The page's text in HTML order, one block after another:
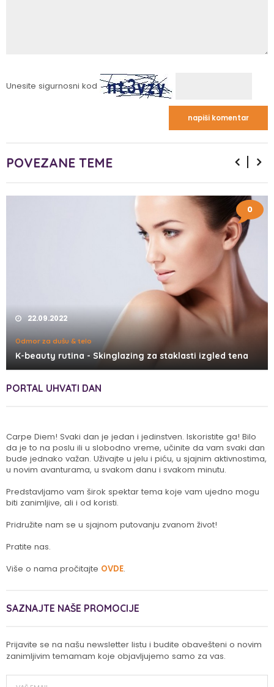
Unesite sigurnosni kod
POVEZANE TEME
0
22.09.2022
Odmor za dušu & telo
K-beauty rutina - Skinglazing za staklasti izgled tena
PORTAL UHVATI DAN
Carpe Diem! Svaki dan je jedan i jedinstven. Iskoristite ga! Bilo
da je to na poslu ili u slobodno vreme, učinite da vam svaki dan
bude jednako važan. Uživajte u jelu i piću, u sjajnim aktivnostima,
u novim avanturama, u svakom danu i svakom minutu.
Predstavljamo vam širok spektar tema koje vam ujedno mogu
biti zanimljive, ali i od koristi.
Pridružite nam se u sjajnom putovanju zvanom život!
Pratite nas.
Više o nama pročitajte OVDE.
SAZNAJTE NAŠE PROMOCIJE
Prijavite se na našu newsletter listu i budite obavešteni o novim
zanimljivim temamam koje objavljujemo samo za vas.